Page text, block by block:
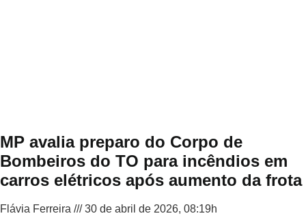
MP avalia preparo do Corpo de
Bombeiros do TO para incêndios em
carros elétricos após aumento da frota
Flávia Ferreira
30 de abril de 2026, 08:19h